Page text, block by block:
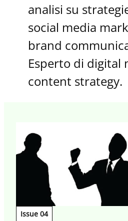
analisi su
social media
brand
Esperto di digital
content strategy.
Issue 04